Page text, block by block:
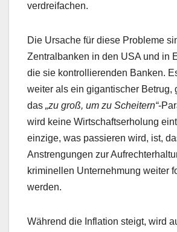
verdreifachen.
Die Ursache für diese Probleme
Zentralbanken in den USA und in
die sie kontrollierenden Banken.
weiter als ein gigantischer Betrug,
das „zu groß, um zu Scheitern“-
wird keine Wirtschaftserholung
einzige, was passieren wird, ist,
Anstrengungen zur
kriminellen Unternehmung weiter
werden.
Während die Inflation steigt, wird